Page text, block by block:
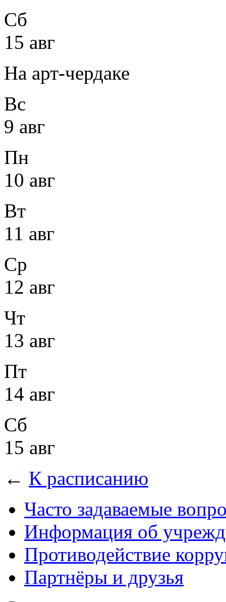
Сб
15 авг
На арт-чердаке
Вс
9 авг
Пн
10 авг
Вт
11 авг
Ср
12 авг
Чт
13 авг
Пт
14 авг
Сб
15 авг
← К расписанию
Часто задаваемые
Информация об
Противодействие
Партнёры и друзья